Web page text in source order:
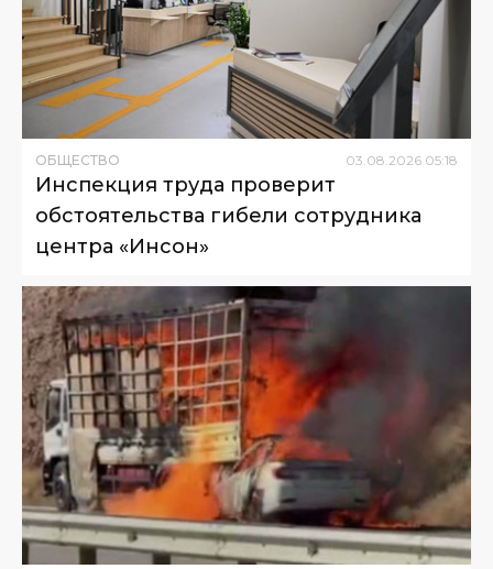
ОБЩЕСТВО 03.08.2026 05:18
Инспекция труда проверит
обстоятельства гибели сотрудника
центра «Инсон»